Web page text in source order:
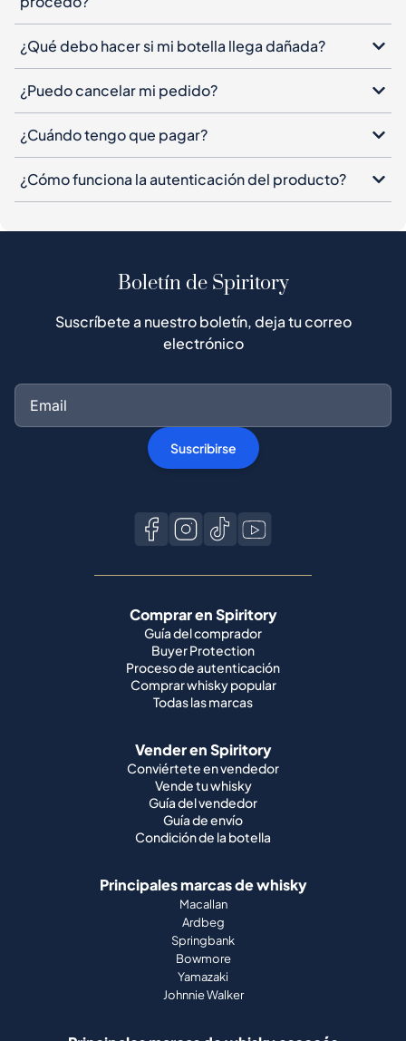
¿Qué debo hacer si mi botella llega dañada?
¿Puedo cancelar mi pedido?
¿Cuándo tengo que pagar?
¿Cómo funciona la autenticación del producto?
Boletín de Spiritory
Suscríbete a nuestro boletín, deja tu correo
electrónico
Suscribirse
Comprar en Spiritory
Guía del comprador
Buyer Protection
Proceso de autenticación
Comprar whisky popular
Todas las marcas
Vender en Spiritory
Conviértete en vendedor
Vende tu whisky
Guía del vendedor
Guía de envío
Condición de la botella
Principales marcas de whisky
Macallan
Ardbeg
Springbank
Bowmore
Yamazaki
Johnnie Walker